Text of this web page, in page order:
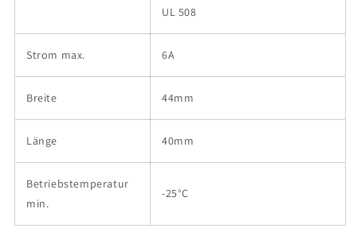
UL 508
Strom max. 6A
Breite 44mm
Länge 40mm
Betriebstemperatur
min.
-25°C